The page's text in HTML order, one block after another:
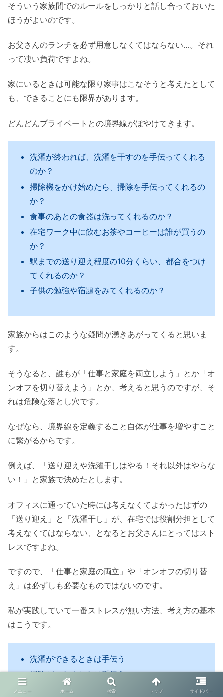
そういう家族間でのルールをしっかりと話し合っておいた
ほうがよいのです。
お父さんのランチを必ず用意しなくてはならない…。それ
って凄い負荷ですよね。
家にいるときは可能な限り家事はこなそうと考えたとして
も、できることにも限界があります。
どんどんプライベートとの境界線がぼやけてきます。
洗濯が終われば、洗濯を干すのを手伝ってくれる
のか？
掃除機をかけ始めたら、掃除を手伝ってくれるの
か？
食事のあとの食器は洗ってくれるのか？
在宅ワーク中に飲むお茶やコーヒーは誰が買うの
か？
駅までの送り迎え程度の10分くらい、都合をつけ
てくれるのか？
子供の勉強や宿題をみてくれるのか？
家族からはこのような疑問が湧きあがってくると思いま
す。
そうなると、誰もが「仕事と家庭を両立しよう」とか「オ
ンオフを切り替えよう」とか、考えると思うのですが、そ
れは危険な落とし穴です。
なぜなら、境界線を定義すること自体が仕事を増やすこと
に繋がるからです。
例えば、「送り迎えや洗濯干しはやる！それ以外はやらな
い！」と家族で決めたとします。
オフィスに通っていた時には考えなくてよかったはずの
「送り迎え」と「洗濯干し」が、在宅では役割分担として
考えなくてはならない、となるとお父さんにとってはスト
レスですよね。
ですので、「仕事と家庭の両立」や「オンオフの切り替
え」は必ずしも必要なものではないのです。
私が実践していて一番ストレスが無い方法、考え方の基本
はこうです。
洗濯ができるときは手伝う
掃除ができるときは手伝う
食器が洗えるときは洗う
メニュー ホーム 検索 トップ サイドバー